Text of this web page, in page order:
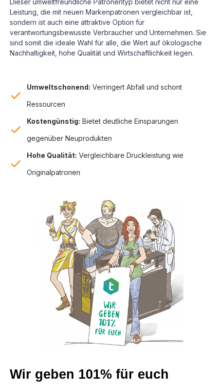
Dieser umweltfreundliche Patronentyp bietet nicht nur eine
Leistung, die mit neuen Markenpatronen vergleichbar ist,
sondern ist auch eine attraktive Option für
verantwortungsbewusste Verbraucher und Unternehmen. Sie
sind somit die ideale Wahl für alle, die Wert auf ökologische
Nachhaltigkeit, hohe Qualität und Wirtschaftlichkeit legen.
Umweltschonend: Verringert Abfall und schont
Ressourcen
Kostengünstig: Bietet deutliche Einsparungen
gegenüber Neuprodukten
Hohe Qualität: Vergleichbare Druckleistung wie
Originalpatronen
Wir geben 101% für euch